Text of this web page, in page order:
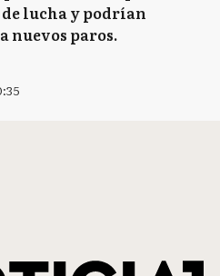
lucha y podrían
nuevos paros.